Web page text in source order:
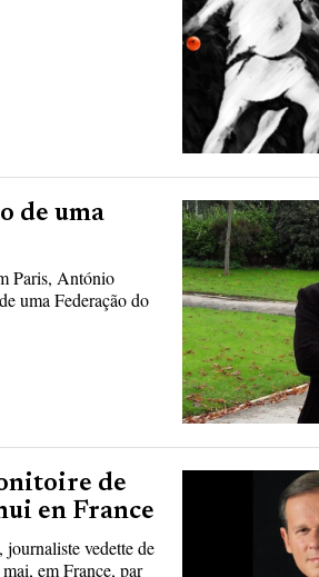
de uma
Paris, António
uma Federação do
de
en France
vedette de
em France, par